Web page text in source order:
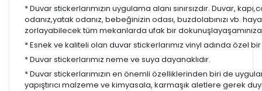
* Duvar stickerlarımızın uygulama alanı sınırsızdır. Duvar,
odanız,yatak odanız, bebeğinizin odası, buzdolabınızı vb.
zorlayabilecek tüm mekanlarda ufak bir
* Esnek ve kaliteli olan duvar stickerlarımız vinyl adında özel
* Duvar stickerlarımız neme ve suya dayanaklıdır.
* Duvar stickerlarımızın en önemli özelliklerinden biri de
yapıştırıcı malzeme ve kimyasala, karmaşık aletlere gerek